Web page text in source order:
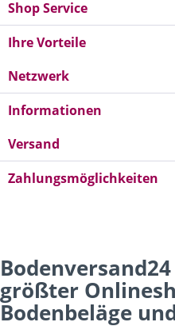
Shop Service
Ihre Vorteile
Netzwerk
Informationen
Versand
Zahlungsmöglichkeiten
größter
Bodenbeläge